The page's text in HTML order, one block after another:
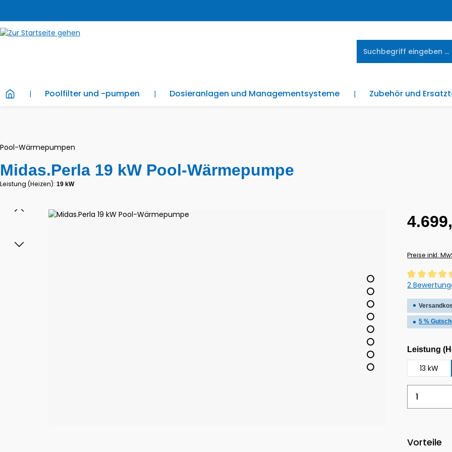
Poolfilter und -pumpen Dosieranlagen und Managementsysteme Zubehör und
Pool-Wärmepumpen
Midas.Perla 19 kW Pool-Wärmepumpe
Leistung (Heizen): 19 kW
Bildergalerie überspringen Regulärer
Preise inkl.
2
5 %
Leistung
13 kW
Vorteile